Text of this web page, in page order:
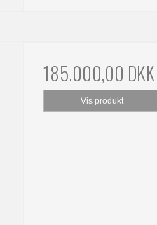
185.000,00 DKK
Vis produkt